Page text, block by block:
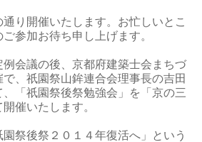
り開催いたします。お忙しいとこ
参加お待ち申し上げます。
会議の後、京都府建築士会まちづ
、祇園祭山鉾連合会理事長の吉田
「祇園祭後祭勉強会」を「京の三
催いたします。
祭後祭２０１４年復活へ」という